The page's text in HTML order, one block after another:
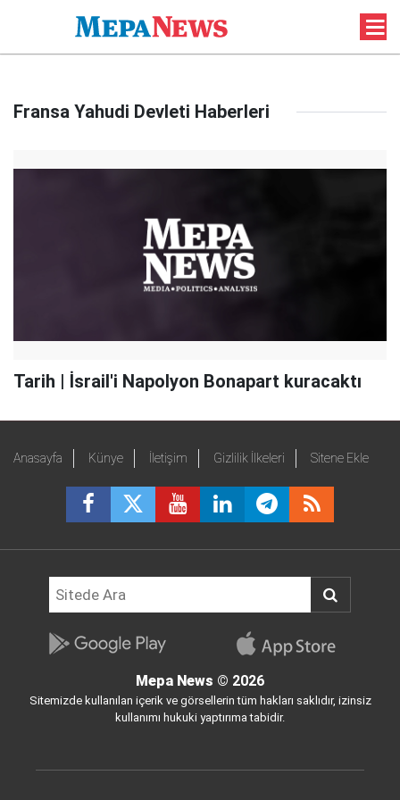
Fransa Yahudi Devleti Haberleri
Tarih | İsrail'i Napolyon Bonapart kuracaktı
Anasayfa Künye İletişim Gizlilik İlkeleri Sitene Ekle
Mepa News © 2026
Sitemizde kullanılan içerik ve görsellerin tüm hakları saklıdır, izinsiz
kullanımı hukuki yaptırıma tabidir.